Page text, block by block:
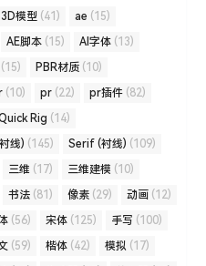
3D模型 (41) ae (15)
AE脚本 (15) AI字体 (13)
(15) PBR材质 (10)
(10) pr (22) pr插件 (82)
Rig (14)
线) (145) Serif (衬线) (109)
三维 (17) 三维建模 (10)
书法 (81) 像素 (29) 动画 (12)
(56) 宋体 (125) 手写 (100)
(59) 楷体 (42) 模拟 (17)